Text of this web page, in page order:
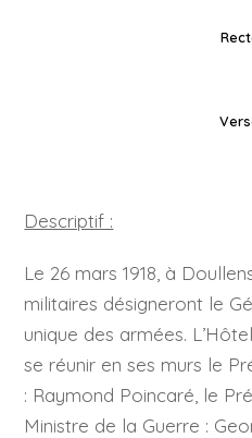
Descriptif :
Le 26 mars 1918, à
militaires désigneront le
unique des armées.
se réunir en ses murs le
: Raymond Poincaré, le
Ministre de la Guerre :